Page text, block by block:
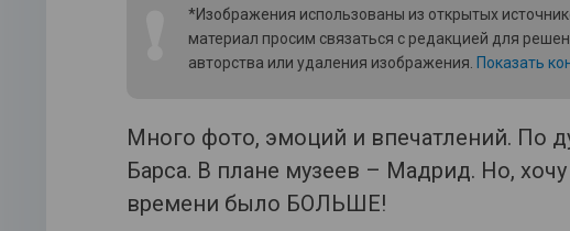
*Изображения использованы из открытых
материал просим связаться с редакцией для
авторства или удаления изображения. Показать
Много фото, эмоций и впечатлений. По
Барса. В плане музеев – Мадрид. Но,
времени было БОЛЬШЕ!